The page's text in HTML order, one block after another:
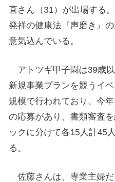
直さん（31）が出場する
発祥の健康法『声磨き』
意気込んでいる。
アトツギ甲子園は39歳
新規事業プランを競うイ
規模で行われており、今
の応募があり、書類審査
ックに分けて各15人計45
る。
佐藤さんは、専業主婦